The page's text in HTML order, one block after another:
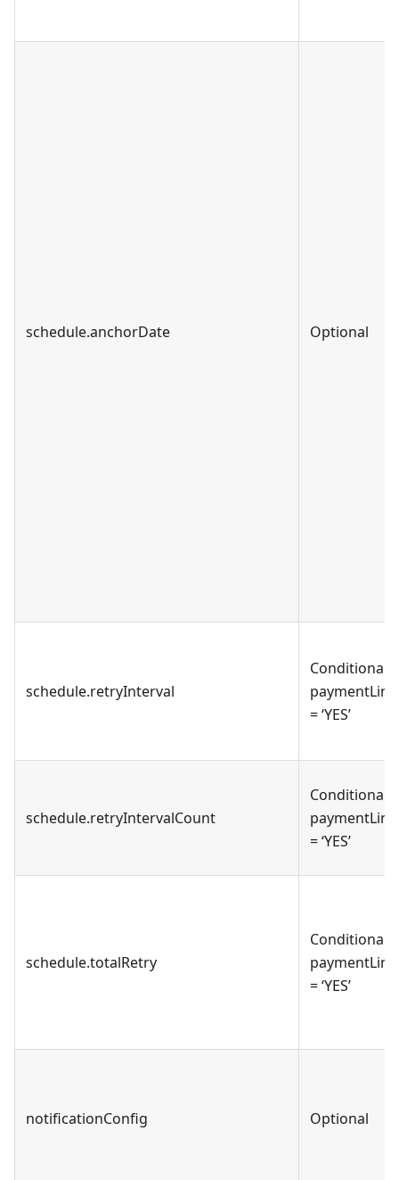
schedule.anchorDate Optional
schedule.retryInterval
Conditional,
= ‘YES’
schedule.retryIntervalCount
Conditional,
= ‘YES’
schedule.totalRetry
Conditional,
= ‘YES’
notificationConfig Optional